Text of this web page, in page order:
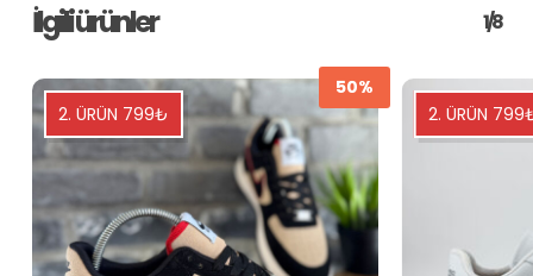
İlgili ürünler 1/8
2. ÜRÜN 799₺
50%
2. ÜRÜN